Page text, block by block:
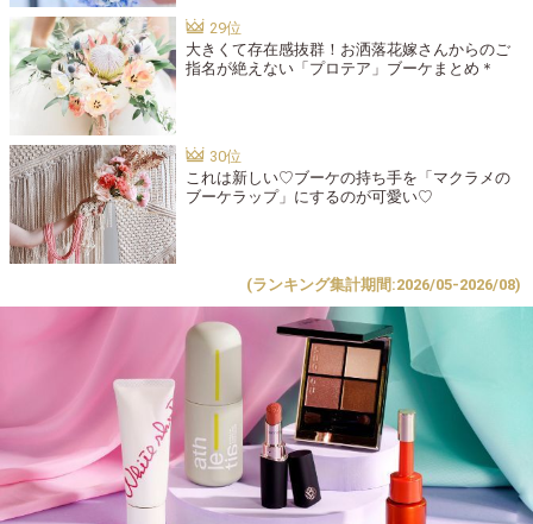
大きくて存在感抜群！お洒落花嫁さんからのご
指名が絶えない「プロテア」ブーケまとめ＊
これは新しい♡ブーケの持ち手を「マクラメの
ブーケラップ」にするのが可愛い♡
(ランキング集計期間:2026/05-2026/08)